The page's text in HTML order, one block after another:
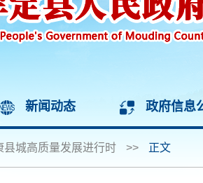
新闻动态 政府信息
县城高质量发展进行时 >> 正文